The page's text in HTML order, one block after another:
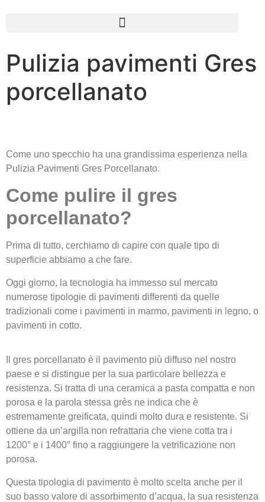
Pulizia pavimenti Gres
porcellanato
Come uno specchio ha una grandissima esperienza nella
Pulizia Pavimenti Gres Porcellanato.
Come pulire il gres
porcellanato?
Prima di tutto, cerchiamo di capire con quale tipo di
superficie abbiamo a che fare.
Oggi giorno, la tecnologia ha immesso sul mercato
numerose tipologie di pavimenti differenti da quelle
tradizionali come i pavimenti in marmo, pavimenti in legno, o
pavimenti in cotto.
Il gres porcellanato è il pavimento più diffuso nel nostro
paese e si distingue per la sua particolare bellezza e
resistenza. Si tratta di una ceramica a pasta compatta e non
porosa e la parola stessa grès ne indica che è
estremamente greificata, quindi molto dura e resistente. Si
ottiene da un’argilla non refrattaria che viene cotta tra i
1200° e i 1400° fino a raggiungere la vetrificazione non
porosa.
Questa tipologia di pavimento è molto scelta anche per il
suo basso valore di assorbimento d’acqua, la sua resistenza